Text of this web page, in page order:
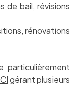
de bail, révisions
rénovations
particulièrement
gérant plusieurs